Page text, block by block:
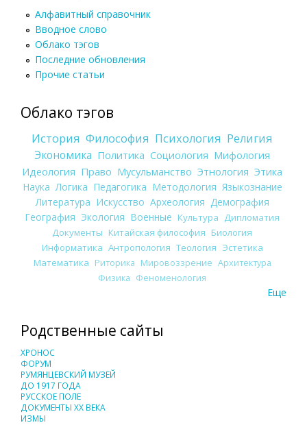
Алфавитный справочник
Вводное слово
Облако тэгов
Последние обновления
Прочие статьи
Облако тэгов
История Философия Психология Религия
Экономика Политика Социология Мифология
Идеология Право Мусульманство Этнология Этика
Наука Логика Педагогика Методология Языкознание
Литература Искусство Археология Демография
География Экология Военные Культура
Дипломатия
Документы Китайская философия Биология
Информатика Антропология Теология Эстетика
Математика Риторика Мировоззрение Архитектура
Физика Феноменология
Еще
Родственные сайты
ХРОНОС
ФОРУМ
РУМЯНЦЕВСКИЙ МУЗЕЙ
ДО 1917 ГОДА
РУССКОЕ ПОЛЕ
ДОКУМЕНТЫ XX ВЕКА
ИЗМЫ